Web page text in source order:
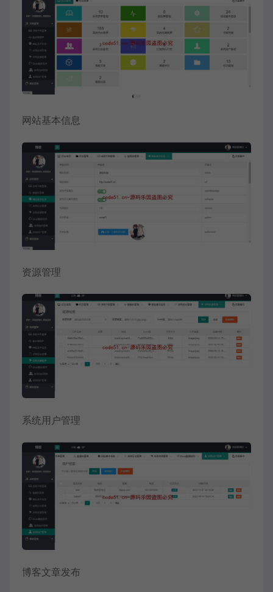
网站基本信息
资源管理
系统用户管理
博客文章发布